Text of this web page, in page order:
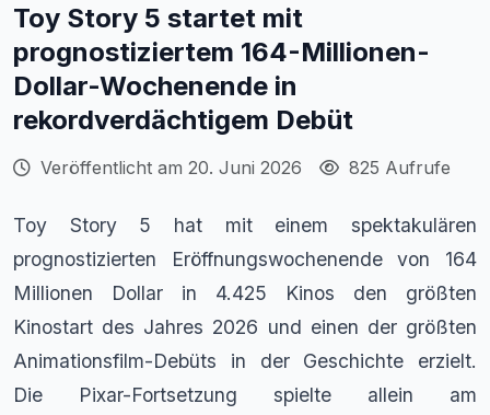
Toy Story 5 startet mit
prognostiziertem 164-Millionen-
Dollar-Wochenende in
rekordverdächtigem Debüt
Veröffentlicht am 20. Juni 2026 825 Aufrufe
Toy Story 5 hat mit einem spektakulären
prognostizierten Eröffnungswochenende von 164
Millionen Dollar in 4.425 Kinos den größten
Kinostart des Jahres 2026 und einen der größten
Animationsfilm-Debüts in der Geschichte erzielt.
Die Pixar-Fortsetzung spielte allein am